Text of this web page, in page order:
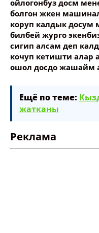
ойлогонбуз досм
болгон жкен
коруп калдык досум
билбей журго
сигип алсам деп
кочуп кетишти алар
ошол досдо жашайм
Ещё по теме:
жатканы
Реклама